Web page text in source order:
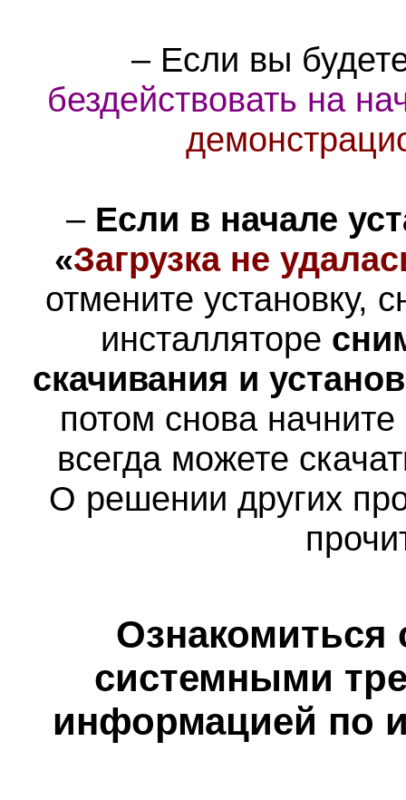
– Если вы
бездействовать на
– Если в начале
«Загрузка не
отмените установку,
инсталляторе
скачивания и
потом снова
всегда можете
О решении других
Ознакомиться
системными
информацией по